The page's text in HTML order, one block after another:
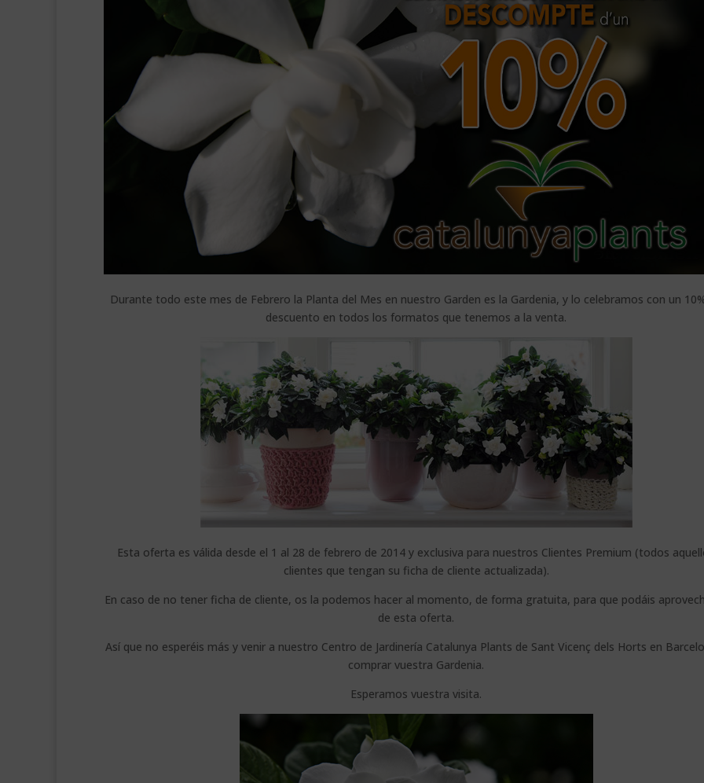
Durante todo este mes de Febrero la Planta del Mes en nuestro Garden es la Gardenia, y lo celebramos con un
descuento en todos los formatos que tenemos a la venta.
Esta oferta es válida desde el 1 al 28 de febrero de 2014 y exclusiva para nuestros Clientes Premium (todos
clientes que tengan su ficha de cliente actualizada).
En caso de no tener ficha de cliente, os la podemos hacer al momento, de forma gratuita, para que podáis
de esta oferta.
Así que no esperéis más y venir a nuestro Centro de Jardinería Catalunya Plants de Sant Vicenç dels Horts en
comprar vuestra Gardenia.
Esperamos vuestra visita.